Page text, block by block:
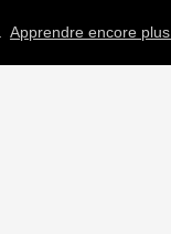
Apprendre encore plus.